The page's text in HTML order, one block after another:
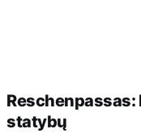
Reschenpassas:
statybų